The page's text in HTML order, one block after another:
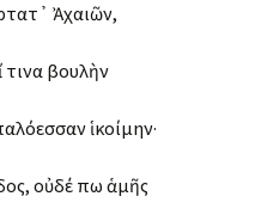
Ἀχαιῶν,
τινα βουλὴν
ἱκοίμην·
οὐδέ πω ἁμῆς